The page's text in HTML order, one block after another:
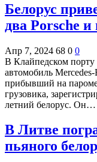
Белорус
два Porsche и
Апр 7, 2024 68 0 0
В Клайпедском порту
автомобиль
прибывший на
грузовика,
летний белорус. Он…
В Литве
пьяного